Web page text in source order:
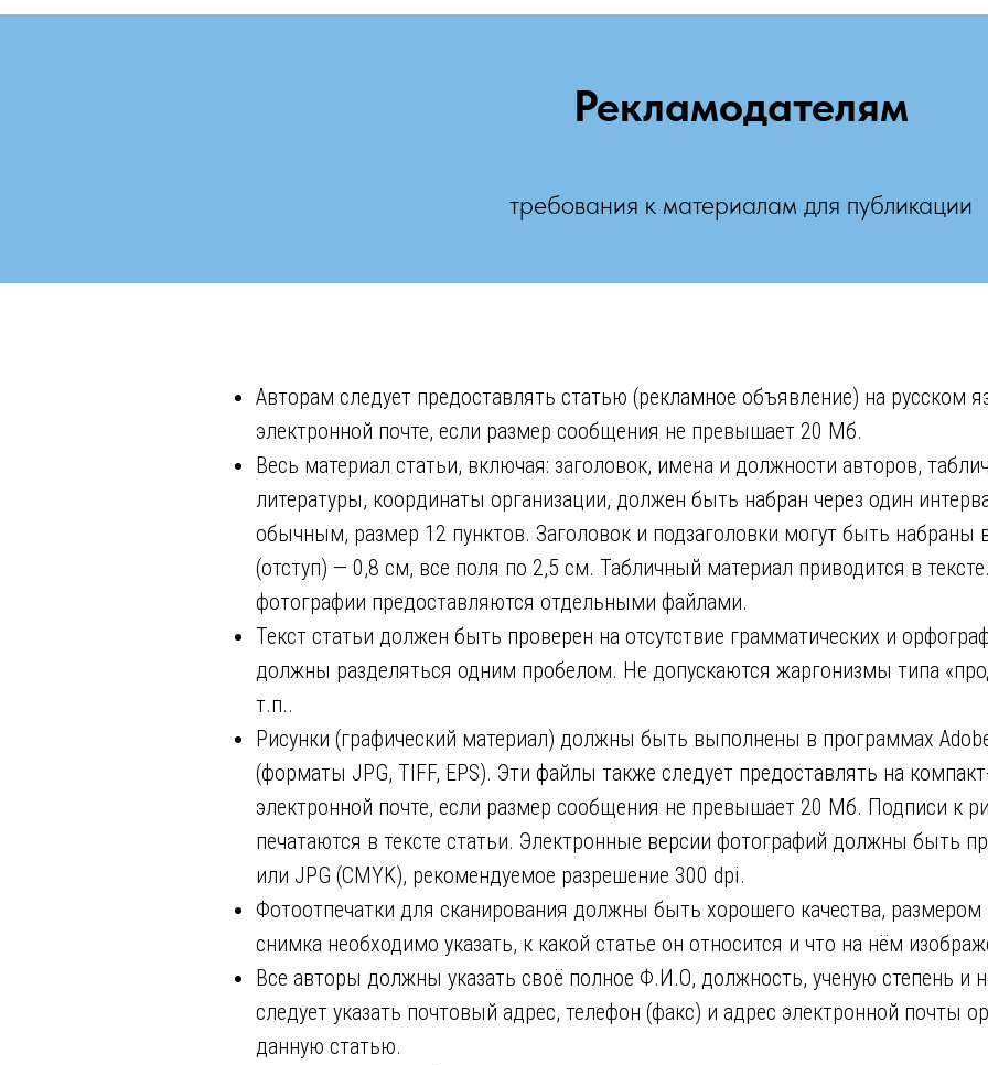
Рекламодателям
требования к материалам для публикации
Авторам следует предоставлять статью (рекламное объявление) на русском
электронной почте, если размер сообщения не превышает 20 Мб.
Весь материал статьи, включая: заголовок, имена и должности авторов,
литературы, координаты организации, должен быть набран через один
обычным, размер 12 пунктов. Заголовок и подзаголовки могут быть
(отступ) — 0,8 см, все поля по 2,5 см. Табличный материал приводится в
фотографии предоставляются отдельными файлами.
Текст статьи должен быть проверен на отсутствие грамматических и
должны разделяться одним пробелом. Не допускаются жаргонизмы типа
т.п..
Рисунки (графический материал) должны быть выполнены в программах
(форматы JPG, TIFF, EPS). Эти файлы также следует предоставлять на
электронной почте, если размер сообщения не превышает 20 Мб. Подписи к
печатаются в тексте статьи. Электронные версии фотографий должны быть
или JPG (CMYK), рекомендуемое разрешение 300 dpi.
Фотоотпечатки для сканирования должны быть хорошего качества,
снимка необходимо указать, к какой статье он относится и что на нём
Все авторы должны указать своё полное Ф.И.О, должность, ученую степень и
следует указать почтовый адрес, телефон (факс) и адрес электронной почты
данную статью.